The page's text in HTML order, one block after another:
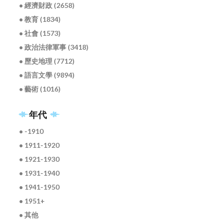
● 經濟財政 (2658)
● 教育 (1834)
● 社會 (1573)
● 政治法律軍事 (3418)
● 歷史地理 (7712)
● 語言文學 (9894)
● 藝術 (1016)
年代
● -1910
● 1911-1920
● 1921-1930
● 1931-1940
● 1941-1950
● 1951+
● 其他